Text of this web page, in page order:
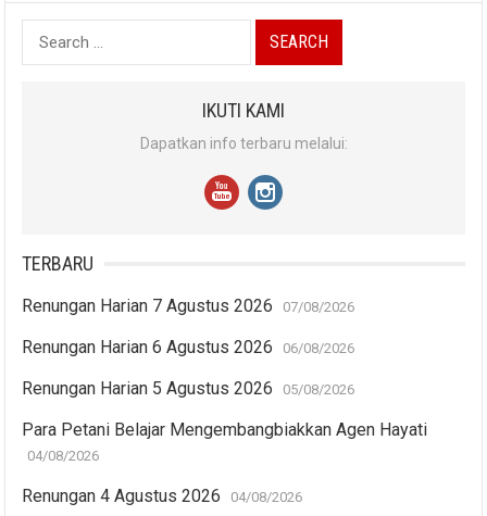
Search
for:
IKUTI KAMI
Dapatkan info terbaru melalui:
TERBARU
Renungan Harian 7 Agustus 2026 07/08/2026
Renungan Harian 6 Agustus 2026 06/08/2026
Renungan Harian 5 Agustus 2026 05/08/2026
Para Petani Belajar Mengembangbiakkan Agen Hayati
04/08/2026
Renungan 4 Agustus 2026 04/08/2026